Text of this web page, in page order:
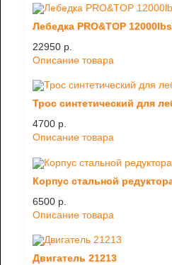
Лебедка PRO&TOP
22950 p.
Описание товара
Трос синтетический для
4700 p.
Описание товара
Корпус стальной
6500 p.
Описание товара
Двигатель 21213